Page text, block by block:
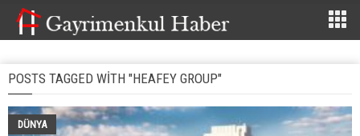
POSTS TAGGED WITH "HEAFEY GROUP"
DÜNYA